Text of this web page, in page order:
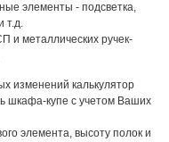
элементы - подсветка,
т.д.
и металлических ручек-
изменений калькулятор
шкафа-купе с учетом Ваших
элемента, высоту полок и